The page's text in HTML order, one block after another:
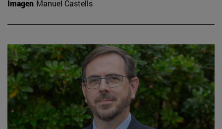
Imagen Manuel Castells